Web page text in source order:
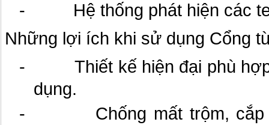
- Hệ thống phát hiện các
Những lợi ích khi sử dụng Cổng
- Thiết kế hiện đại phù hợp
dụng.
- Chống mất trộm, cắp